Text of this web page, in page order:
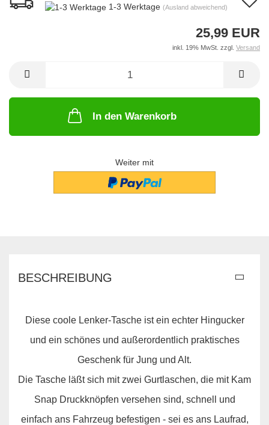
1-3 Werktage (Ausland abweichend)
25,99 EUR
inkl. 19% MwSt. zzgl. Versand
In den Warenkorb
Weiter mit
BESCHREIBUNG
Diese coole Lenker-Tasche ist ein echter Hingucker
und ein schönes und außerordentlich praktisches
Geschenk für Jung und Alt.
Die Tasche läßt sich mit zwei Gurtlaschen, die mit Kam
Snap Druckknöpfen versehen sind, schnell und
einfach ans Fahrzeug befestigen - sei es ans Laufrad,